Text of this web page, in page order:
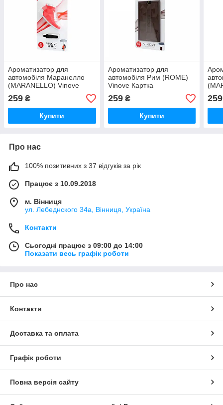
Ароматизатор для
автомобіля Маранелло
(MARANELLO) Vinove
(кол. Нетро взуття)
259 ₴
Купити
Ароматизатор для
автомобіля Рим (ROME)
Vinove Картка
259₴
Купити
259
Про нас
100% позитивних з 37 відгуків за рік
Працює з 10.09.2018
м. Вінниця
ул. Лебеднского 34а, Вінниця, Україна
Контакти
Сьогодні працює з 09:00 до 14:00
Показати весь графік роботи
Про нас
Контакти
Доставка та оплата
Графік роботи
Повна версія сайту